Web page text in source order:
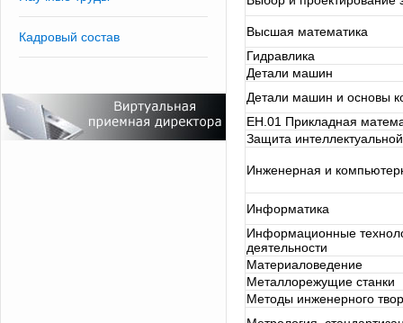
Кадровый состав
Высшая математика
Гидравлика
Детали машин
Детали машин и основы
ЕН.01 Прикладная
Защита
Инженерная и
Информатика
Информационные
деятельности
Материаловедение
Металлорежущие станки
Методы инженерного